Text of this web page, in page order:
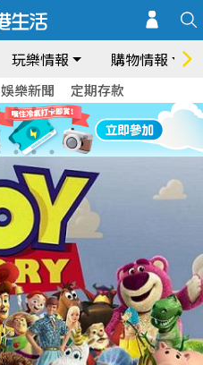
玩樂情報 購物情報
娛樂新聞 定期存款